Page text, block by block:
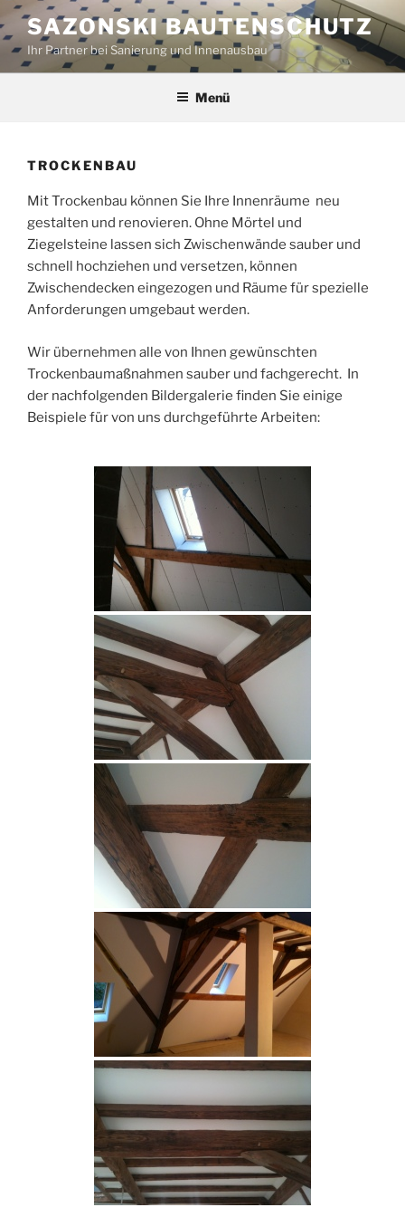
Zum
Inhalt
springen
SAZONSKI BAUTENSCHUTZ
Ihr Partner bei Sanierung und Innenausbau
Menü
TROCKENBAU
Mit Trockenbau können Sie Ihre Innenräume neu
gestalten und renovieren. Ohne Mörtel und
Ziegelsteine lassen sich Zwischenwände sauber und
schnell hochziehen und versetzen, können
Zwischendecken eingezogen und Räume für spezielle
Anforderungen umgebaut werden.
Wir übernehmen alle von Ihnen gewünschten
Trockenbaumaßnahmen sauber und fachgerecht. In
der nachfolgenden Bildergalerie finden Sie einige
Beispiele für von uns durchgeführte Arbeiten: